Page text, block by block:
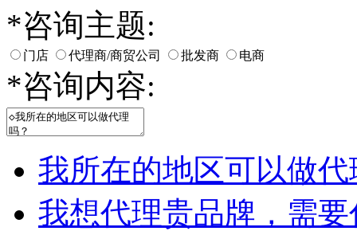
*咨询主题:
门店 代理商/商贸公司 批发商 电商
*咨询内容:
我所在的地区可以做
我想代理贵品牌，需